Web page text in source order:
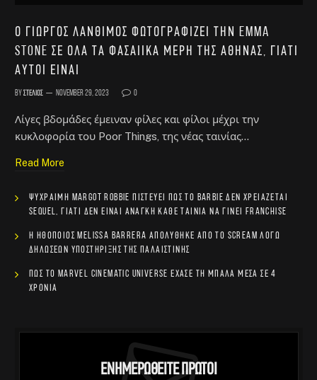
Ο Γιώργος Λάνθιμος φωτογραφίζει την Emma
Stone σε όλα τα φασαίικα μέρη της Αθήνας, γιατί
αυτοί είναι
ByΣτέλιος November 29, 2023 0
Λίγες βδομάδες έμειναν φίλες και φίλοι μέχρι την
κυκλοφορία του Poor Things, της νέας ταινίας…
Read More
Ψύχραιμη Margot Robbie πιστεύει πως το Barbie δεν χρειάζεται
sequel, γιατί δεν είναι ανάγκη κάθε ταινία να γίνει franchise
Η ηθοποιός Melissa Barrera απολύθηκε από το Scream λόγω
δηλώσεων υποστήριξης της Παλαιστίνης
Πώς το Marvel Cinematic Universe έχασε τη μπάλα μέσα σε 4
χρόνια
Ενημερωθείτε Πρώτοι